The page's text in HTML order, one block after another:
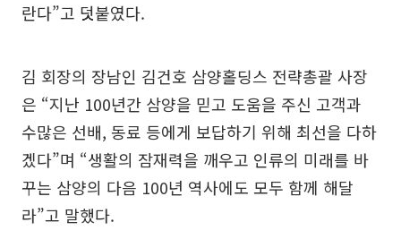
란다”고 덧붙였다.
김 회장의 장남인 김건호 삼양홀딩스 전략총괄 사장
은 “지난 100년간 삼양을 믿고 도움을 주신 고객과
수많은 선배, 동료 등에게 보답하기 위해 최선을 다하
겠다”며 “생활의 잠재력을 깨우고 인류의 미래를 바
꾸는 삼양의 다음 100년 역사에도 모두 함께 해달
라”고 말했다.